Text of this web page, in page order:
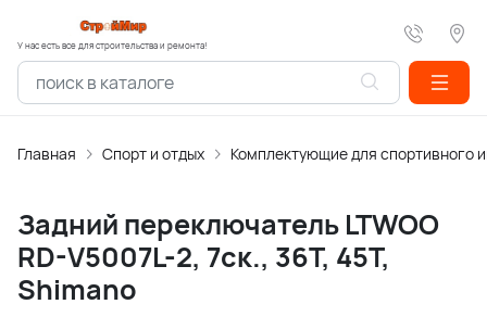
У нас есть все для строительства и ремонта!
Главная Спорт и отдых Комплектующие для спортивного
Задний переключатель LTWOO
RD-V5007L-2, 7ск., 36Т, 45Т,
Shimano